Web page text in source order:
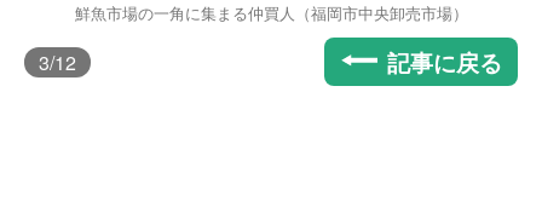
鮮魚市場の一角に集まる仲買人（福岡市中央卸売市場）
3/12 記事に戻る